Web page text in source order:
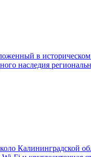
в
наследия